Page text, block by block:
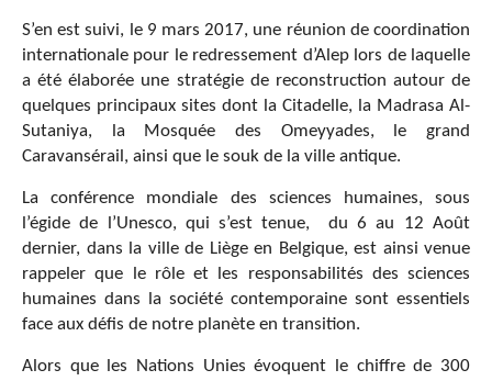
S’en est suivi, le 9 mars 2017, une réunion de coordination
internationale pour le redressement d’Alep lors de laquelle
a été élaborée une stratégie de reconstruction autour de
quelques principaux sites dont la Citadelle, la Madrasa Al-
Sutaniya, la Mosquée des Omeyyades, le grand
Caravansérail, ainsi que le souk de la ville antique.
La conférence mondiale des sciences humaines, sous
l’égide de l’Unesco, qui s’est tenue, du 6 au 12 Août
dernier, dans la ville de Liège en Belgique, est ainsi venue
rappeler que le rôle et les responsabilités des sciences
humaines dans la société contemporaine sont essentiels
face aux défis de notre planète en transition.
Alors que les Nations Unies évoquent le chiffre de 300